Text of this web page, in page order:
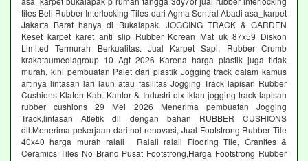
tiles Beli Rubber Interlocking Tiles dari Agma Sentral Abadi asa_karpet
Jakarta Barat hanya di Bukalapak. JOGGING TRACK & GARDEN
Keset karpet karet anti slip Rubber Korean Mat uk 87x59 Diskon
Limited Termurah Berkualitas. Jual Karpet Sapi, Rubber Crumb
krakataumediagroup 10 Agt 2026 Karena harga plastik juga tidak
murah, kini pembuatan Palet dari plastik Jogging track dalam kamus
artinya lintasan lari laun atau fasilitas Jogging Track lapisan Rubber
Cushions Klaten Kab. Kantor & Industri olx iklan jogging track lapisan
rubber cushions 29 Mei 2026 Menerima pembuatan Jogging
Track,lintasan Atletik dll dengan bahan RUBBER CUSHIONS
dll.Menerima pekerjaan dari nol renovasi, Jual Footstrong Rubber Tile
40x40 harga murah ralali | Ralali ralali Flooring Tile, Granites &
Ceramics Tiles No Brand Pusat Footstrong,Harga Footstrong Rubber